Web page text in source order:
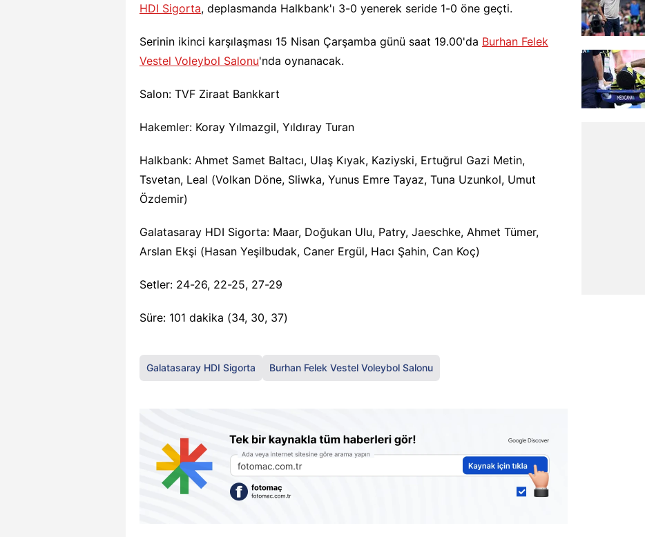
HDI Sigorta, deplasmanda Halkbank'ı 3-0 yenerek seride 1-0 öne geçti.
Serinin ikinci karşılaşması 15 Nisan Çarşamba günü saat 19.00'da Burhan Felek
Vestel Voleybol Salonu'nda oynanacak.
Salon: TVF Ziraat Bankkart
Hakemler: Koray Yılmazgil, Yıldıray Turan
Halkbank: Ahmet Samet Baltacı, Ulaş Kıyak, Kaziyski, Ertuğrul Gazi Metin,
Tsvetan, Leal (Volkan Döne, Sliwka, Yunus Emre Tayaz, Tuna Uzunkol, Umut
Özdemir)
Galatasaray HDI Sigorta: Maar, Doğukan Ulu, Patry, Jaeschke, Ahmet Tümer,
Arslan Ekşi (Hasan Yeşilbudak, Caner Ergül, Hacı Şahin, Can Koç)
Setler: 24-26, 22-25, 27-29
Süre: 101 dakika (34, 30, 37)
Galatasaray HDI Sigorta Burhan Felek Vestel Voleybol Salonu